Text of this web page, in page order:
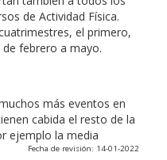
de Actividad Física.
el primero,
febrero a mayo.
más eventos en
cabida el resto de la
ejemplo la media
Fecha de revisión: 14-01-2022